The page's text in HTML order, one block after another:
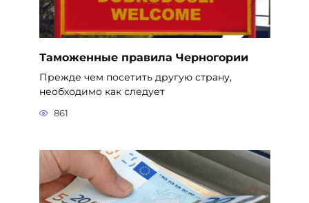
Таможенные правила Черногории
Прежде чем посетить другую страну,
необходимо как следует
861